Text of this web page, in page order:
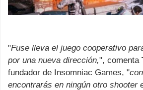
"Fuse lleva el juego cooperativo
por una nueva dirección,", comenta
fundador de Insomniac Games, "
encontrarás en ningún otro shooter